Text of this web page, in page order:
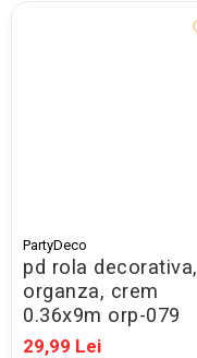
PartyDeco
pd rola decorativa,
organza, crem
0.36x9m orp-079
29,99 Lei